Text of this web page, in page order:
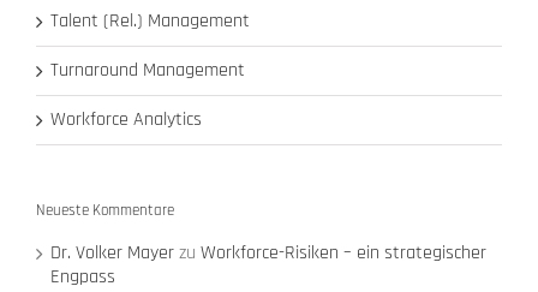
Talent (Rel.) Management
Turnaround Management
Workforce Analytics
Neueste Kommentare
Dr. Volker Mayerzu Workforce-Risiken – ein strategischer
Engpass